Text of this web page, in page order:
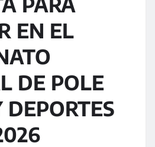
EN EL
DE POLE
DEPORTES